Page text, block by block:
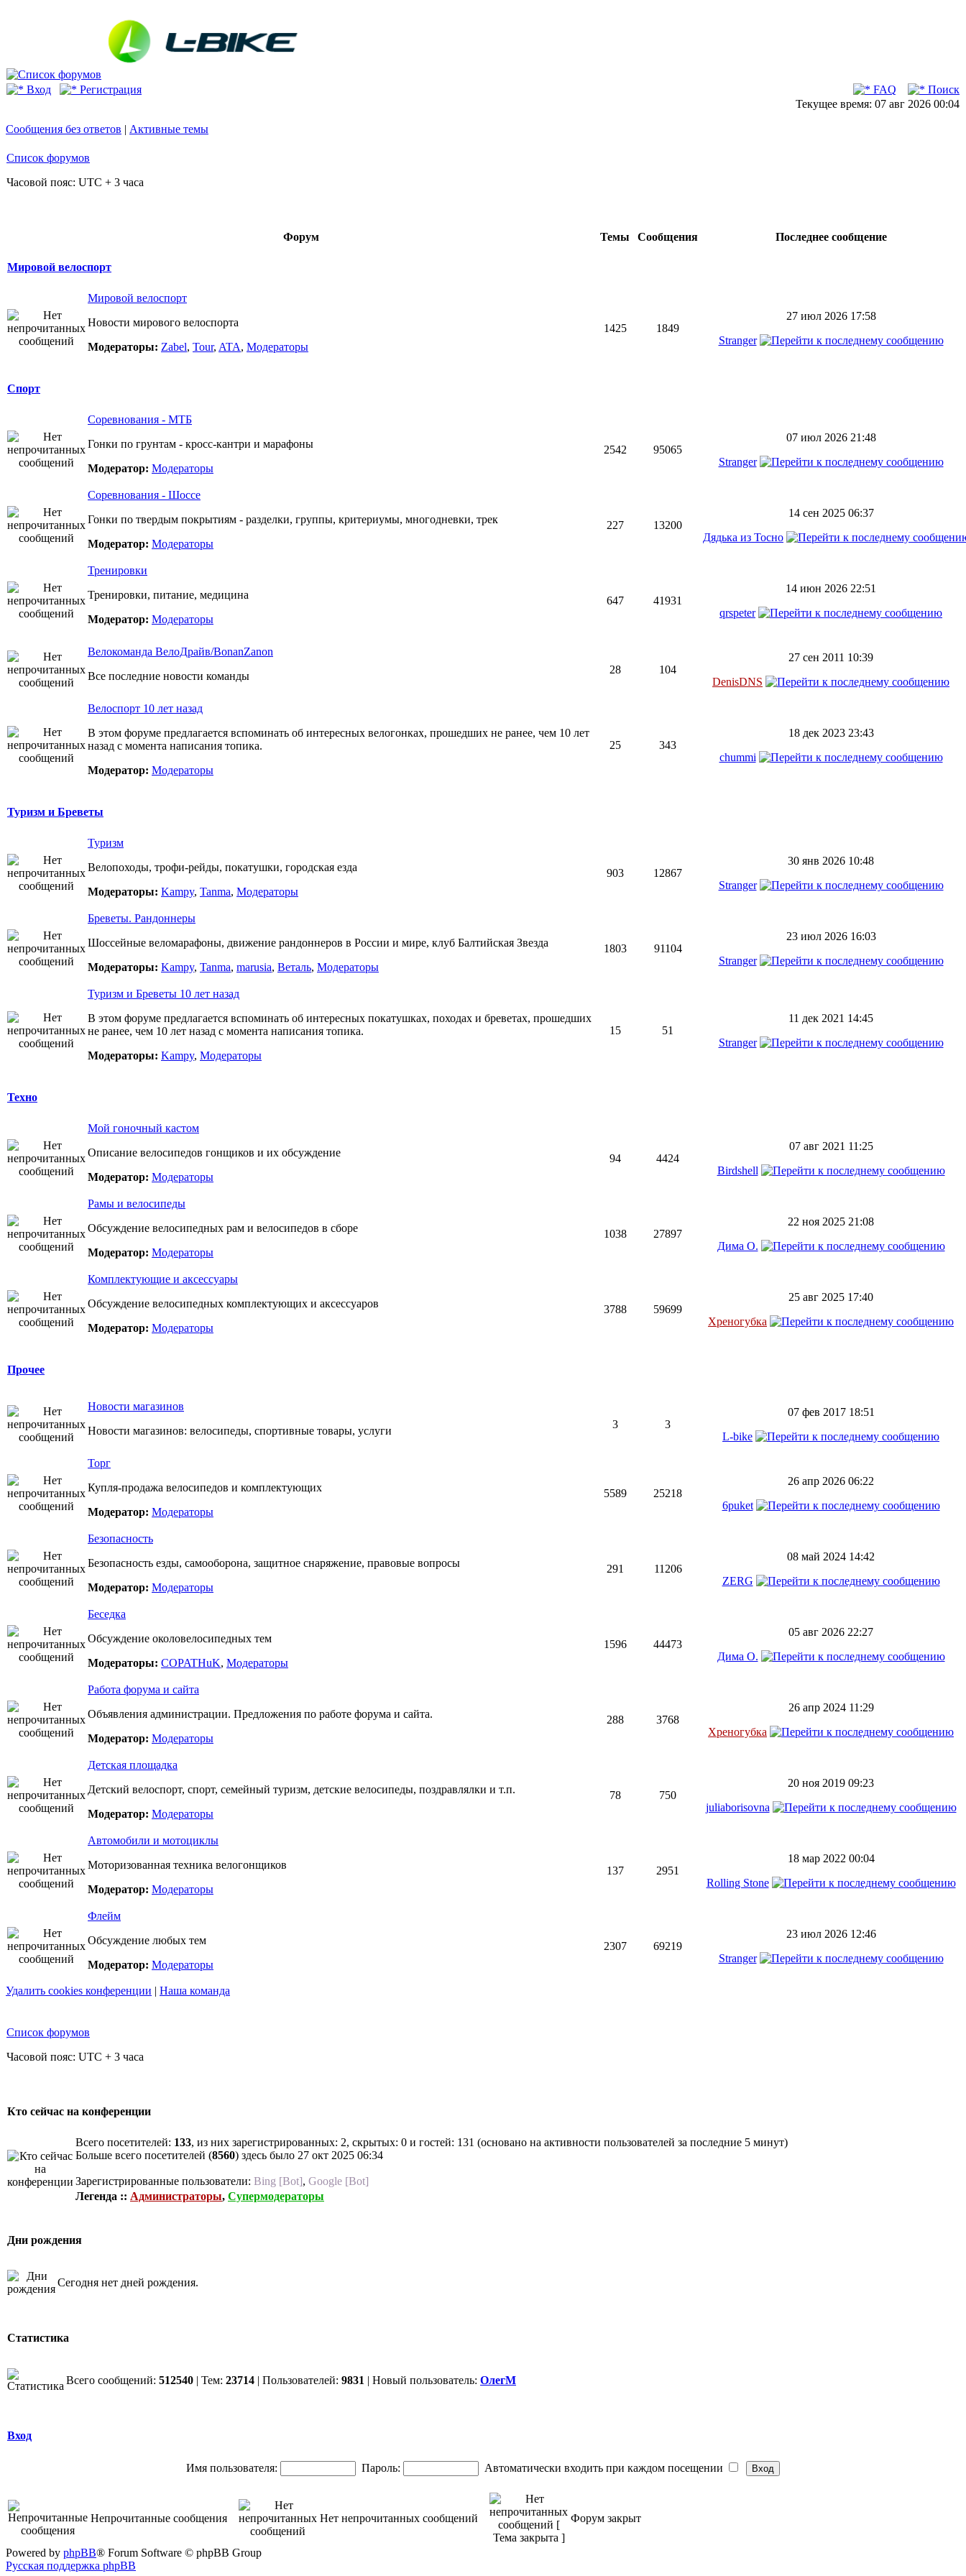
Вход Регистрация FAQ
Поиск
Текущее время: 07 авг 2026 00:04
Сообщения без ответов | Активные темы
Список форумов
Часовой пояс: UTC + 3 часа
Форум Темы Сообщения Последнее сообщение
Мировой велоспорт
Мировой велоспорт
Новости мирового велоспорта
Модераторы: Zabel, Tour, ATA, Модераторы
1425 1849
27 июл 2026 17:58
Stranger
Спорт
Соревнования - МТБ
Гонки по грунтам - кросс-кантри и марафоны
Модератор: Модераторы
2542 95065
07 июл 2026 21:48
Stranger
Соревнования - Шоссе
Гонки по твердым покрытиям - разделки, группы, критериумы, многодневки, трек
Модератор: Модераторы
227 13200
14 сен 2025 06:37
Дядька из Тосно
Тренировки
Тренировки, питание, медицина
Модератор: Модераторы
647 41931
14 июн 2026 22:51
qrspeter
Велокоманда ВелоДрайв/BonanZanon
Все последние новости команды
28 104
27 сен 2011 10:39
DenisDNS
Велоспорт 10 лет назад
В этом форуме предлагается вспоминать об интересных велогонках, прошедших не ранее, чем 10 лет
назад с момента написания топика.
Модератор: Модераторы
25 343
18 дек 2023 23:43
chummi
Туризм и Бреветы
Туризм
Велопоходы, трофи-рейды, покатушки, городская езда
Модераторы: Kampy, Tanma, Модераторы
903 12867
30 янв 2026 10:48
Stranger
Бреветы. Рандоннеры
Шоссейные веломарафоны, движение рандоннеров в России и мире, клуб Балтийская Звезда
Модераторы: Kampy, Tanma, marusia, Веталь, Модераторы
1803 91104
23 июл 2026 16:03
Stranger
Туризм и Бреветы 10 лет назад
В этом форуме предлагается вспоминать об интересных покатушках, походах и бреветах, прошедших
не ранее, чем 10 лет назад с момента написания топика.
Модераторы: Kampy, Модераторы
15 51
11 дек 2021 14:45
Stranger
Техно
Мой гоночный кастом
Описание велосипедов гонщиков и их обсуждение
Модератор: Модераторы
94 4424
07 авг 2021 11:25
Birdshell
Рамы и велосипеды
Обсуждение велосипедных рам и велосипедов в сборе
Модератор: Модераторы
1038 27897
22 ноя 2025 21:08
Дима О.
Комплектующие и аксессуары
Обсуждение велосипедных комплектующих и аксессуаров
Модератор: Модераторы
3788 59699
25 авг 2025 17:40
Хреногубка
Прочее
Новости магазинов
Новости магазинов: велосипеды, спортивные товары, услуги
3 3
07 фев 2017 18:51
L-bike
Торг
Купля-продажа велосипедов и комплектующих
Модератор: Модераторы
5589 25218
26 апр 2026 06:22
6puket
Безопасность
Безопасность езды, самооборона, защитное снаряжение, правовые вопросы
Модератор: Модераторы
291 11206
08 май 2024 14:42
ZERG
Беседка
Обсуждение околовелосипедных тем
Модераторы: COPATHuK, Модераторы
1596 44473
05 авг 2026 22:27
Дима О.
Работа форума и сайта
Объявления администрации. Предложения по работе форума и сайта.
Модератор: Модераторы
288 3768
26 апр 2024 11:29
Хреногубка
Детская площадка
Детский велоспорт, спорт, семейный туризм, детские велосипеды, поздравлялки и т.п.
Модератор: Модераторы
78 750
20 ноя 2019 09:23
juliaborisovna
Автомобили и мотоциклы
Моторизованная техника велогонщиков
Модератор: Модераторы
137 2951
18 мар 2022 00:04
Rolling Stone
Флейм
Обсуждение любых тем
Модератор: Модераторы
2307 69219
23 июл 2026 12:46
Stranger
Удалить cookies конференции | Наша команда
Список форумов
Часовой пояс: UTC + 3 часа
Кто сейчас на конференции
Всего посетителей: 133, из них зарегистрированных: 2, скрытых: 0 и гостей: 131 (основано на активности пользователей за последние 5 минут)
Больше всего посетителей (8560) здесь было 27 окт 2025 06:34
Зарегистрированные пользователи: Bing [Bot], Google [Bot]
Легенда :: Администраторы, Супермодераторы
Дни рождения
Сегодня нет дней рождения.
Статистика
Всего сообщений: 512540 | Тем: 23714 | Пользователей: 9831 | Новый пользователь: ОлегМ
Вход
Имя пользователя: Пароль: Автоматически входить при каждом посещении
Непрочитанные сообщения Нет непрочитанных сообщений Форум закрыт
Powered by phpBB® Forum Software © phpBB Group
Русская поддержка phpBB